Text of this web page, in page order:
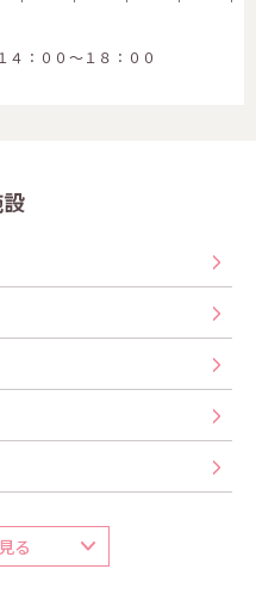
４：００～１８：００
る